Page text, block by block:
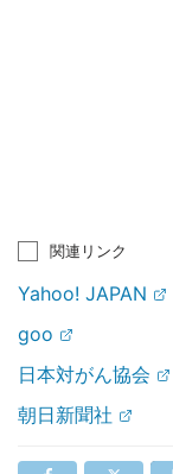
関連リンク
Yahoo! JAPAN
goo
日本対がん協会
朝日新聞社